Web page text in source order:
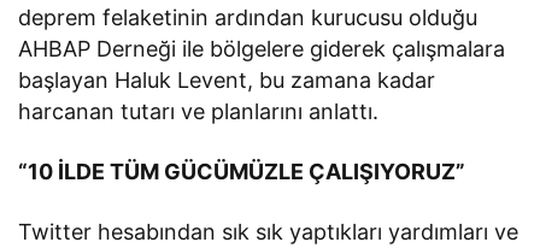
deprem felaketinin ardından kurucusu olduğu
AHBAP Derneği ile bölgelere giderek çalışmalara
başlayan Haluk Levent, bu zamana kadar
harcanan tutarı ve planlarını anlattı.
“10 İLDE TÜM GÜCÜMÜZLE ÇALIŞIYORUZ”
Twitter hesabından sık sık yaptıkları yardımları ve